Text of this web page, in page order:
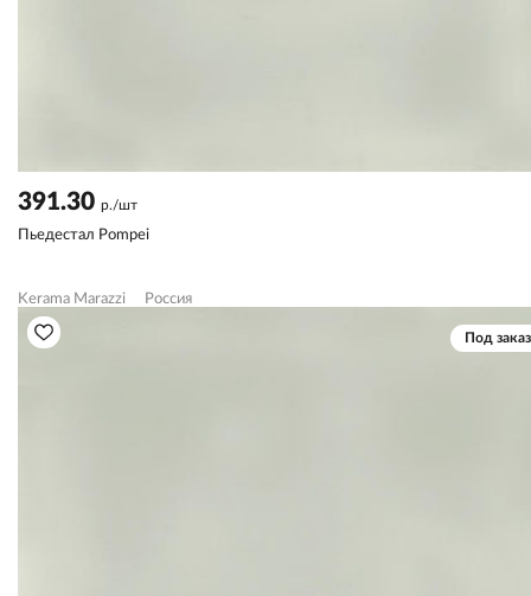
391.30 р./шт
Пьедестал Pompei
Kerama Marazzi Россия
Под заказ